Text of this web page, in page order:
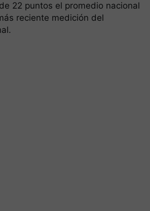
22 puntos el promedio nacional
reciente medición del